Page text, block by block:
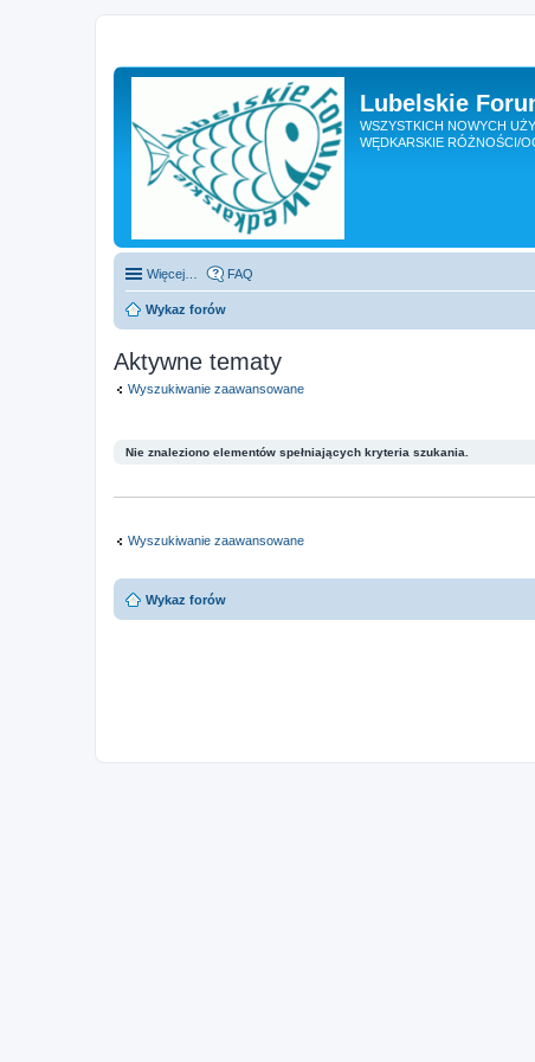
Lubelskie
WSZYSTKICH NOWYCH
WĘDKARSKIE RÓŻNOŚCI/
Więcej… FAQ
Wykaz forów
Aktywne tematy
Wyszukiwanie zaawansowane
Nie znaleziono elementów spełniających kryteria szukania.
Wyszukiwanie zaawansowane
Wykaz forów